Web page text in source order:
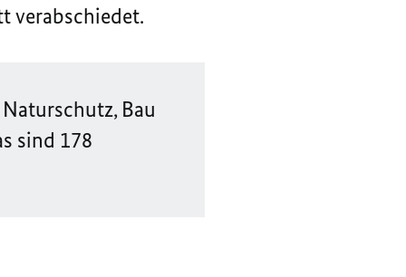
verabschiedet.
Bau
sind 178